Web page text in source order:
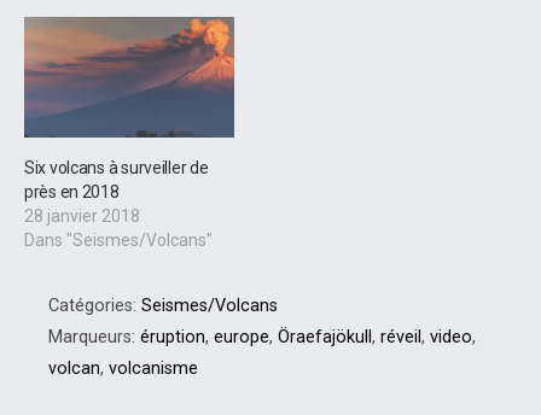
rapporté 7 sur 7. Pall
Eirnarsson, professeur de
géophysique à l'université
d'Islande, a…
Six volcans à surveiller de
près en 2018
28 janvier 2018
Dans "Seismes/Volcans"
Catégories: Seismes/Volcans
Marqueurs: éruption, europe, Öraefajökull , réveil , video,
volcan, volcanisme